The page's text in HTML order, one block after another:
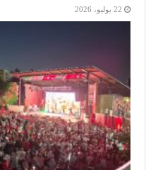
22 يوليو، 2026